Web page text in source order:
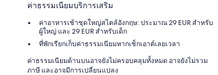
ค่าธรรมเนียมบริการเสริม
ค่าอาหารเช้าชุดใหญ่สไตล์อังกฤษ: ประมาณ 29 EUR สำหรับ
ผู้ใหญ่ และ 29 EUR สำหรับเด็ก
ที่พักเรียกเก็บค่าธรรมเนียมหากเช็กเอาต์เลยเวลา
ค่าธรรมเนียมด้านบนอาจยังไม่ครอบคลุมทั้งหมด อาจยังไม่รวม
ภาษี และอาจมีการเปลี่ยนแปลง